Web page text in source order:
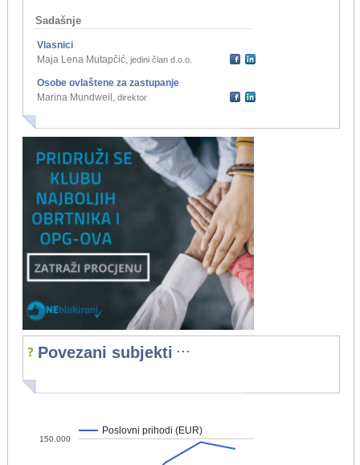
Sadašnje
Vlasnici
Maja Lena Mutapčić, jedini član d.o.o.
Osobe ovlaštene za zastupanje
Marina Mundweil , direktor
Povezani subjekti ...
Poslovni prihodi (EUR)
150.000